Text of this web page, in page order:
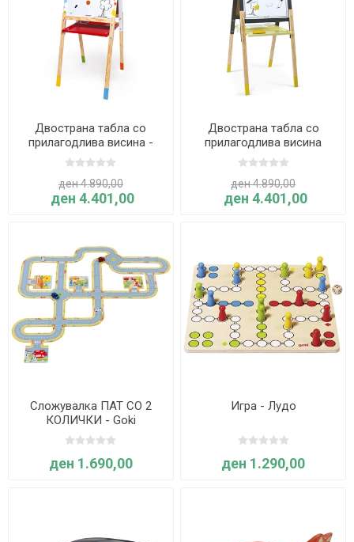
Двострана табла со
прилагодлива висина -
Splash
ден 4.890,00
ден 4.401,00
Двострана табла со
прилагодлива висина
жолто/сива - Janod
ден 4.890,00
ден 4.401,00
Сложувалка ПАТ СО 2
КОЛИЧКИ - Goki
ден 1.690,00
Игра - Лудо
ден 1.290,00